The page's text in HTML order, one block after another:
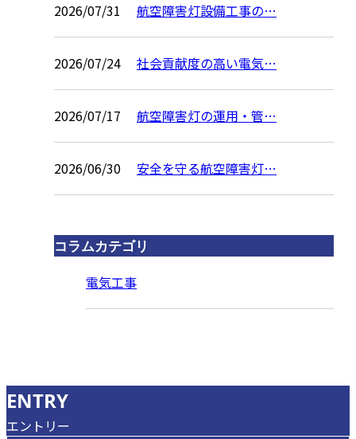
2026/07/31 航空障害灯設備工事の…
2026/07/24 社会貢献度の高い電気…
2026/07/17 航空障害灯の運用・管…
2026/06/30 安全を守る航空障害灯…
コラムカテゴリ
電気工事
ENTRY
エントリー